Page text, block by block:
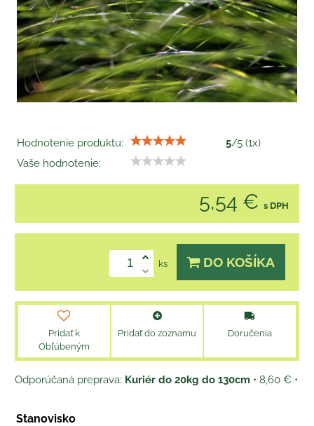
Hodnotenie produktu: 5/5 (1x)
Vaše hodnotenie:
5,54 € s DPH
ks DO KOŠÍKA
Pridať k
Obľúbeným
Pridať do zoznamu Doručenia
Kuriér do 20kg do 130cm • 8,60 € •
Stanovisko